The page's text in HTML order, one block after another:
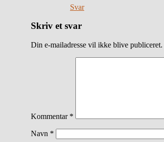
Svar
Skriv et svar
Din e-mailadresse vil ikke blive publiceret.
Kommentar *
Navn *